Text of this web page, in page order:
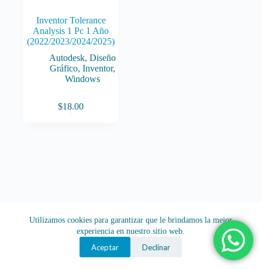
Utilizamos cookies para garantizar que le brindamos la mejor
experiencia en nuestro sitio web.
Aceptar Declinar
Inventor Tolerance
Analysis 1 Pc 1 Año
(2022/2023/2024/2025)
Autodesk,Diseño
Gráfico,Inventor,
Windows
$18.00